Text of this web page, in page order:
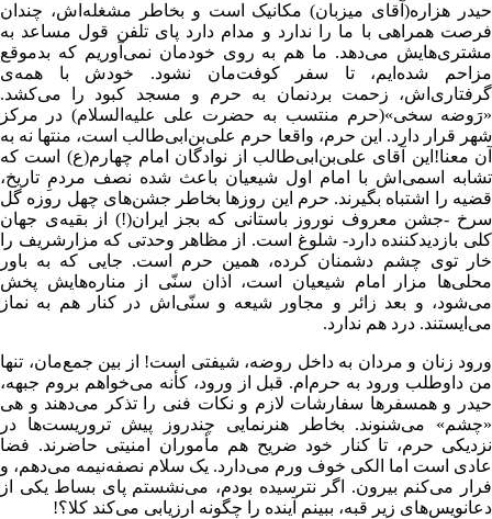
حیدر هزاره(آقای میزبان) مکانیک است و بخاطر مشغله‌اش، چندان
فرصت همراهی با ما را ندارد و مدام دارد پای تلفن قول مساعد به
مشتری‌هایش می‌دهد. ما هم به روی خودمان نمی‌آوریم که بدموقع
مزاحم شده‌ایم، تا سفر کوفت‌مان نشود. خودش با همه‌ی
گرفتاری‌اش، زحمت بردنمان به حرم و مسجد کبود را می‌کشد.
«رَوضه سخی»(حرم منتسب به حضرت علی علیه‌السلام) در مرکز
شهر قرار دارد. این حرم، واقعا حرم علی‌بن‌ابی‌طالب است، منتها نه به
آن معنا!این آقای علی‌بن‌ابی‌طالب از نوادگان امام چهارم(ع) است که
تشابه اسمی‌اش با امام اول شیعیان باعث شده نصف مردمِ تاریخ،
قضیه را اشتباه بگیرند. حرم این روزها بخاطر جشن‌های چهل روزه گل
سرخ -جشن معروف نوروز باستانی که بجز ایران(!) از بقیه‌ی جهان
کلی بازدیدکننده دارد- شلوغ است‌. از مظاهر وحدتی که مزارشریف را
خار توی چشم دشمنان کرده، همین حرم است. جایی که به باور
محلی‌ها مزار امام شیعیان است، اذان سنّی از مناره‌هایش پخش
می‌شود، و بعد زائر و مجاور شیعه و سنّی‌اش در کنار هم به نماز
می‌ایستند. درد هم ندارد.
ورود زنان و مردان به داخل روضه، شیفتی است! از بین جمع‌مان، تنها
من داوطلب ورود به حرم‌‌ام. قبل از ورود، کأنه می‌خواهم بروم جبهه،
حیدر و همسفرها سفارشات لازم و نکات فنی را تذکر می‌دهند و هی
«چشم» می‌شنوند. بخاطر هنرنمایی چندروز پیش تروریست‌ها در
نزدیکی حرم، تا کنار خود ضریح هم مأموران امنیتی حاضرند. فضا
عادی است اما الکی خوف ورم می‌دارد. یک سلام نصفه‌نیمه می‌دهم، و
فرار می‌کنم بیرون. اگر نترسیده بودم، می‌نشستم پای بساط یکی از
دعانویس‌های زیر قبه، ببینم آینده را چگونه ارزیابی می‌کند کلا؟!